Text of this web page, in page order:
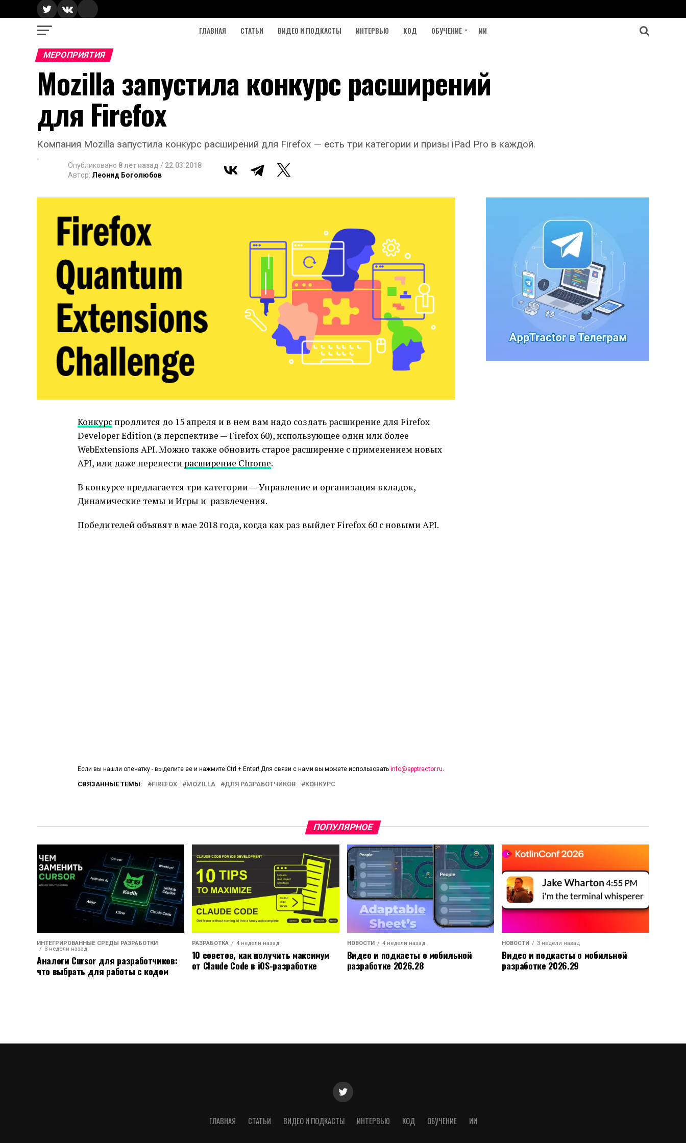
ГЛАВНАЯ СТАТЬИ ВИДЕО И ПОДКАСТЫ ИНТЕРВЬЮ КОД ОБУЧЕНИЕ ИИ
МЕРОПРИЯТИЯ
Mozilla запустила конкурс расширений
для Firefox
Компания Mozilla запустила конкурс расширений для Firefox — есть три категории и призы iPad Pro в каждой.
Опубликовано 8 лет назад / 22.03.2018
Автор: Леонид Боголюбов
Конкурс продлится до 15 апреля и в нем вам надо создать расширение для Firefox
Developer Edition (в перспективе — Firefox 60), использующее один или более
WebExtensions API. Можно также обновить старое расширение с применением новых
API, или даже перенести расширение Chrome.
В конкурсе предлагается три категории — Управление и организация вкладок,
Динамические темы и Игры и развлечения.
Победителей объявят в мае 2018 года, когда как раз выйдет Firefox 60 с новыми API.
Если вы нашли опечатку - выделите ее и нажмите Ctrl + Enter! Для связи с нами вы можете использовать info@apptractor.ru.
СВЯЗАННЫЕ ТЕМЫ: FIREFOX MOZILLA ДЛЯ РАЗРАБОТЧИКОВ КОНКУРС
ПОПУЛЯРНОЕ
ИНТЕГРИРОВАННЫЕ СРЕДЫ РАЗРАБОТКИ
3 недели назад
Аналоги Cursor для разработчиков:
что выбрать для работы с кодом
РАЗРАБОТКА 4 недели назад
10 советов, как получить максимум
от Claude Code в iOS-разработке
НОВОСТИ 4 недели назад
Видео и подкасты о мобильной
разработке 2026.28
НОВОСТИ 3 недели назад
Видео и подкасты о мобильной
разработке 2026.29
ГЛАВНАЯ СТАТЬИ ВИДЕО И ПОДКАСТЫ ИНТЕРВЬЮ КОД ОБУЧЕНИЕ ИИ